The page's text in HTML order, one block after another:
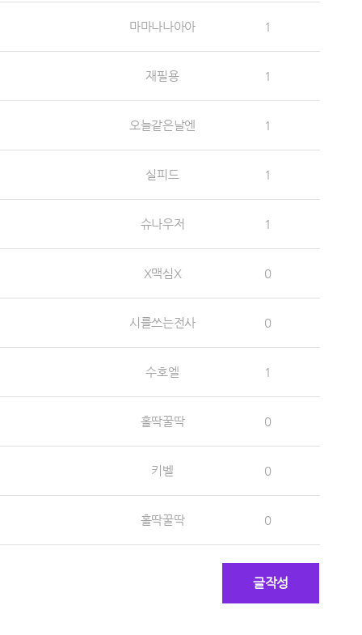
마마나나아아 1
재필용 1
오늘같은날엔 1
실피드 1
슈나우저 1
X맥심X 0
시를쓰는전사 0
수호엘 1
홀딱꿀딱 0
키벨 0
홀딱꿀딱 0
글작성